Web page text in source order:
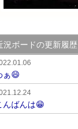
況ボードの更新履歴
ぁ😄
んばんは😁